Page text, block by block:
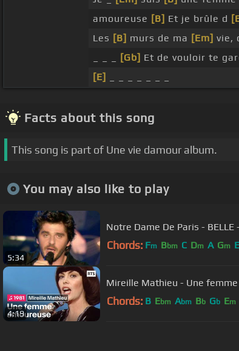
amoureuse [B] Et je brûle d
Les [B] murs de ma [Em] vie,
[Gb] Et de vouloir te
[E]
Facts about this song
This song is part of Une vie damour album.
You may also like to play
5:34
Notre Dame De Paris -
Chords: Fm Bbm C Dm A Gm E
4:19
Mireille Mathieu - Une
Chords: B Ebm Abm Bb Gb Em